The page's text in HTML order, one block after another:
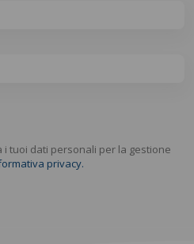
i tuoi dati personali per la gestione
privacy.